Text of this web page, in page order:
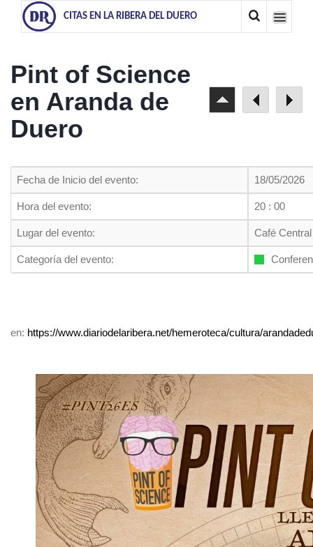
CITAS EN LA RIBERA DEL DUERO
Pint of Science
en Aranda de
Duero
Fecha de Inicio del evento: 18/05/2026
Hora del evento: 20 : 00
Lugar del evento: Café
Categoría del evento:
en: https://www.diariodelaribera.net/hemeroteca/cultura/